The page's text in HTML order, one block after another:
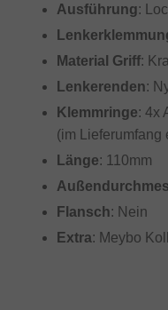
Ausführung:
Material Griff:
Lenkerenden:
Klemmringe: 4x
(im Lieferumfang
Länge: 110mm
Flansch: Nein
Extra: Meybo